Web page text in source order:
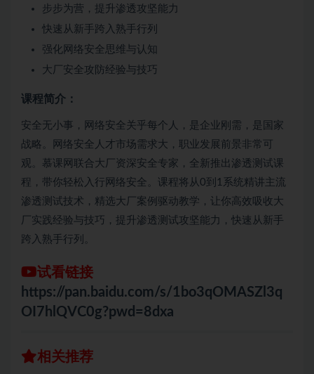
步步为营，提升渗透攻坚能力
快速从新手跨入熟手行列
强化网络安全思维与认知
大厂安全攻防经验与技巧
课程简介：
安全无小事，网络安全关乎每个人，是企业刚需，是国家
战略。网络安全人才市场需求大，职业发展前景非常可
观。慕课网联合大厂资深安全专家，全新推出渗透测试课
程，带你轻松入行网络安全。课程将从0到1系统精讲主流
渗透测试技术，精选大厂案例驱动教学，让你高效吸收大
厂实践经验与技巧，提升渗透测试攻坚能力，快速从新手
跨入熟手行列。
试看链接
https://pan.baidu.com/s/1bo3qOMASZl3q
OI7hlQVC0g?pwd=8dxa
相关推荐